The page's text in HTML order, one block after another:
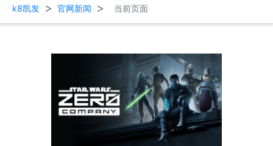
k8凯发 > 官网新闻 > 当前页面